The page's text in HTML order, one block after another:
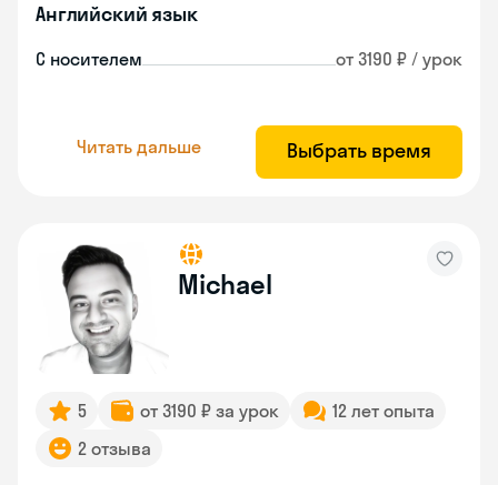
Английский язык
С носителем от 3190 ₽ / урок
Читать дальше Выбрать время
Michael
5 от 3190 ₽ за урок
12 лет опыта
2 отзыва